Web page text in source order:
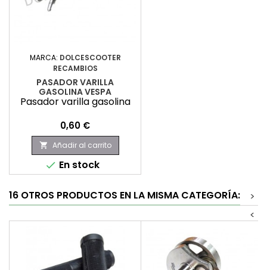
MARCA: DOLCESCOOTER
RECAMBIOS
PASADOR VARILLA
GASOLINA VESPA
Pasador varilla gasolina
Precio
0,60 €
 Añadir al carrito
 En stock
16 OTROS PRODUCTOS EN LA MISMA CATEGORÍA:
>
<